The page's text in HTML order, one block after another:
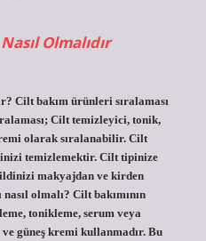
Olmalıdır
Cilt bakım ürünleri sıralaması
Cilt temizleyici, tonik,
olarak sıralanabilir. Cilt
temizlemektir. Cilt tipinize
makyajdan ve kirden
olmalı? Cilt bakımının
tonikleme, serum veya
güneş kremi kullanmadır. Bu